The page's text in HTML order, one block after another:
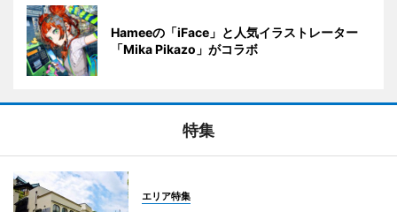
Hameeの「iFace」と人気イラストレーター
「Mika Pikazo」がコラボ
特集
エリア特集